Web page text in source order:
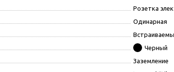
Розетка
Одинарная
Черный
Заземление